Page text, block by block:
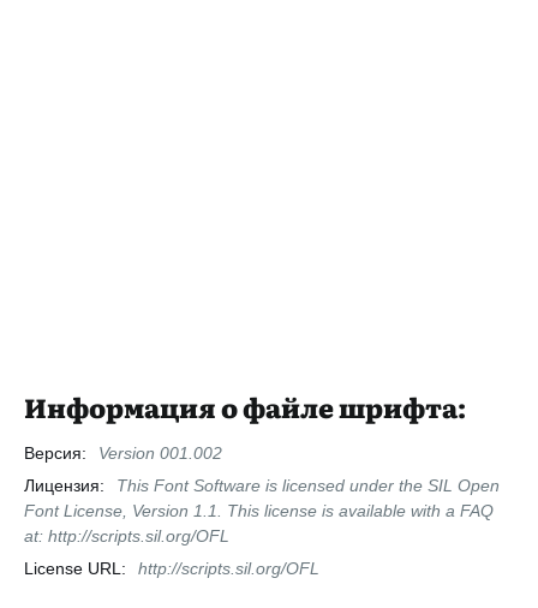
Информация о файле шрифта:
Версия:
Version 001.002
Лицензия:
This Font Software is licensed under the SIL Open
Font License, Version 1.1. This license is available with a FAQ
at: http://scripts.sil.org/OFL
License URL:
http://scripts.sil.org/OFL